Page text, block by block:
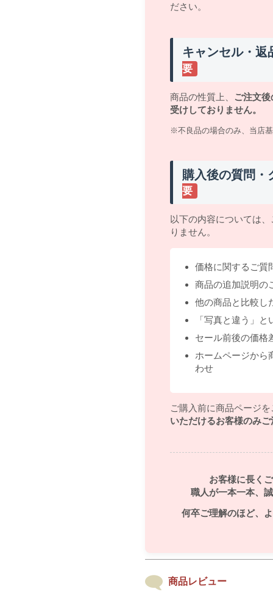
ださい。
キャンセル・返
要
商品の性質上、 ご注文
受けしておりません。
※不良品の場合のみ、当店
購入後の質問・
要
以下の内容については
りません。
価格に関するご質
商品の追加説明の
他の商品と比較し
「写真と違う」
セール前後の価格
ホームページから
わせ
ご購入前に商品ページ
いただけるお客様のみ
お客様に長く
職人が一本一本、
何卒ご理解のほど、
商品レビュー